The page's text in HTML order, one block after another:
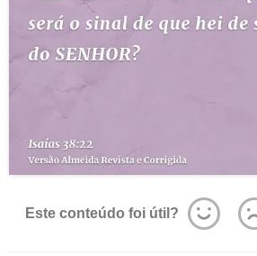
Este conteúdo foi útil?